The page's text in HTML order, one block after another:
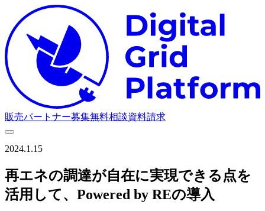
販売パートナー募集無料相談資料請求
2024.1.15
再エネの調達が自在に実現できる点を
活用して、Powered by REの導入